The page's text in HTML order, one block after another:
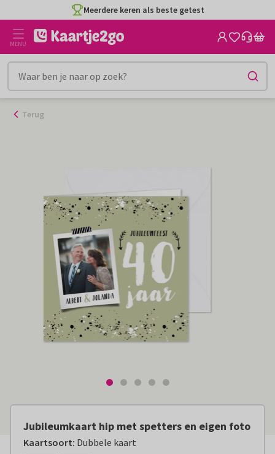
naar
inhoud
Meerdere keren als beste getest
MENU
Terug
Jubileumkaart hip met spetters en eigen foto
Kaartsoort: Dubbele kaart